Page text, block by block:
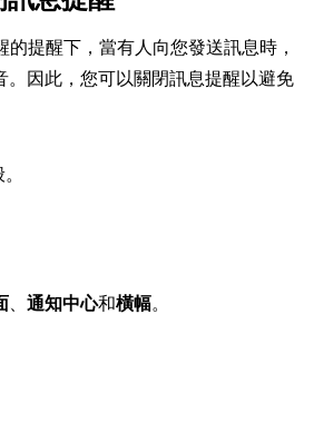
的提醒下，當有人向您發送訊息時，
。因此，您可以關閉訊息提醒以避免
、 通知中心和橫幅。